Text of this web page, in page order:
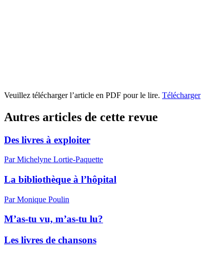
Veuillez télécharger l’article en PDF pour le lire. Télécharger
Autres articles de cette revue
Des livres à exploiter
Par Michelyne Lortie-Paquette
La bibliothèque à l’hôpital
Par Monique Poulin
M’as-tu vu, m’as-tu lu?
Les livres de chansons